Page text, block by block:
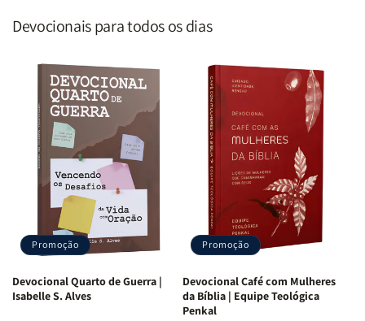
Devocionais para todos os dias
Promoção
Devocional Quarto de Guerra |
Isabelle S. Alves
Promoção
Devocional Café com Mulheres
da Bíblia | Equipe Teológica
Penkal